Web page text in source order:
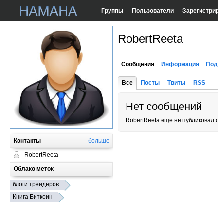
Группы Пользователи
Контакты больше
RobertReeta
Облако меток
блоги трейдеров
Книга Биткоин
RobertReeta
Сообщения Информация
Все Посты Твиты RSS
Нет сообщений
RobertReeta еще не публиковал